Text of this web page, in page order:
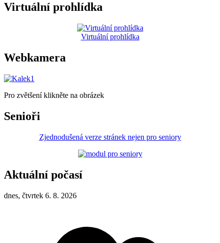
Virtuální prohlídka
Virtuální prohlídka
Webkamera
Pro zvětšení klikněte na obrázek
Senioři
Zjednodušená verze stránek nejen pro seniory
Aktuální počasí
dnes, čtvrtek 6. 8. 2026